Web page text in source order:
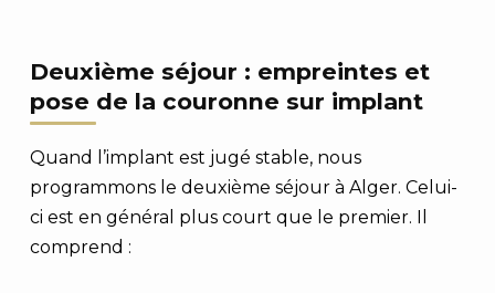
Deuxième séjour : empreintes et
pose de la couronne sur implant
Quand l’implant est jugé stable, nous
programmons le deuxième séjour à Alger. Celui-
ci est en général plus court que le premier. Il
comprend :